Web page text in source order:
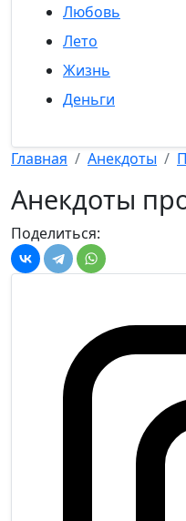
Любовь
Лето
Жизнь
Деньги
Главная Анекдоты
Анекдоты
Поделиться: